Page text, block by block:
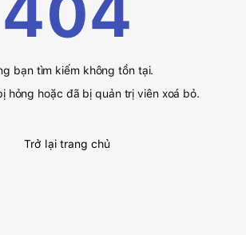
bạn tìm kiếm không tồn tại.
hỏng hoặc đã bị quản trị viên xoá bỏ.
Trở lại trang chủ